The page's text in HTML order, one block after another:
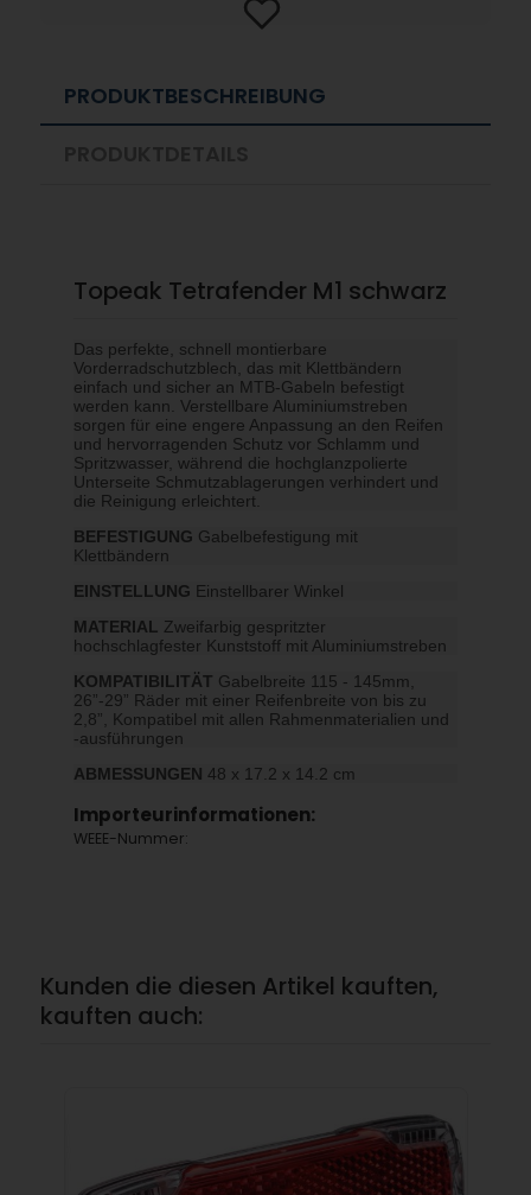
PRODUKTBESCHREIBUNG
Topeak Tetrafender M1 schwarz
Das perfekte, schnell montierbare
Vorderradschutzblech, das mit Klettbändern
einfach und sicher an MTB-Gabeln befestigt
werden kann. Verstellbare Aluminiumstreben
sorgen für eine engere Anpassung an den Reifen
und hervorragenden Schutz vor Schlamm und
Spritzwasser, während die hochglanzpolierte
Unterseite Schmutzablagerungen verhindert und
die Reinigung erleichtert.
BEFESTIGUNG Gabelbefestigung mit
Klettbändern
EINSTELLUNG Einstellbarer Winkel
MATERIAL Zweifarbig gespritzter
hochschlagfester Kunststoff mit Aluminiumstreben
KOMPATIBILITÄT Gabelbreite 115 - 145mm,
26”-29” Räder mit einer Reifenbreite von bis zu
2,8”, Kompatibel mit allen Rahmenmaterialien und
-ausführungen
ABMESSUNGEN 48 x 17.2 x 14.2 cm
Importeurinformationen:
WEEE-Nummer:
Kunden die diesen Artikel kauften,
kauften auch: